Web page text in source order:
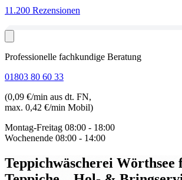
11.200 Rezensionen
Professionelle fachkundige Beratung
01803 80 60 33
(0,09 €/min aus dt. FN,
max. 0,42 €/min Mobil)
Montag-Freitag 08:00 - 18:00
Wochenende 08:00 - 14:00
Teppichwäscherei Wörthsee